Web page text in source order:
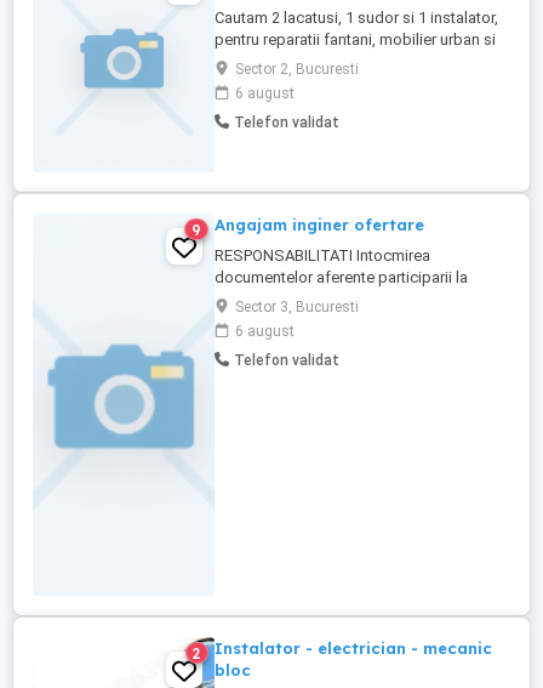
Cautam 2 lacatusi, 1 sudor si 1 instalator,
pentru reparatii fantani, mobilier urban si
locuri de joaca.
Sector 2, Bucuresti
6 august
Telefon validat
9 Angajam inginer ofertare
RESPONSABILITATI Intocmirea
documentelor aferente participarii la
licitatii pentru retele edilitare gaze, apa-
canal (SEAP) - Analiza cost beneficii
lucrari de instalatii - Intocmire oferte de
pret. - Intocmire si reactualizare grafice de
Sector 3, Bucuresti
6 august
Telefon validat
2
Instalator - electrician - mecanic
bloc